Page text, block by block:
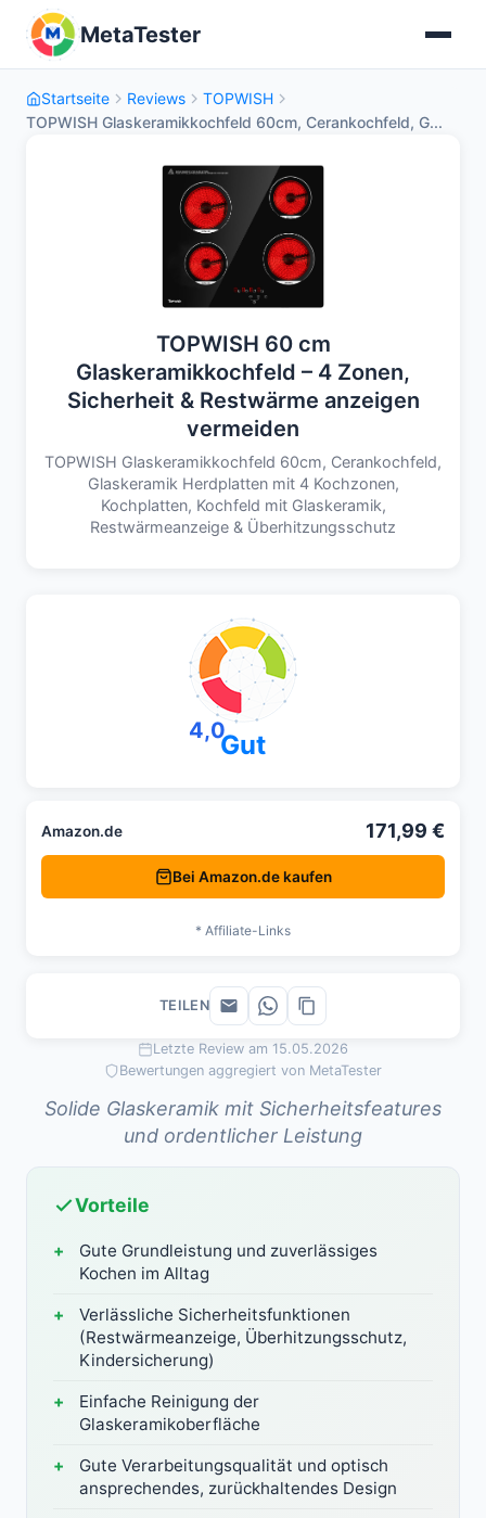
MetaTester
Startseite Reviews
TOPWISH
TOPWISH Glaskeramikkochfeld 60cm, Cerankochfeld, G...
TOPWISH 60 cm
Glaskeramikkochfeld – 4 Zonen,
Sicherheit & Restwärme anzeigen
vermeiden
TOPWISH Glaskeramikkochfeld 60cm, Cerankochfeld,
Glaskeramik Herdplatten mit 4 Kochzonen,
Kochplatten, Kochfeld mit Glaskeramik,
Restwärmeanzeige & Überhitzungsschutz
Letzte Review am 15.05.2026
Bewertungen aggregiert von MetaTester
Solide Glaskeramik mit Sicherheitsfeatures
und ordentlicher Leistung
Vorteile
Gute Grundleistung und zuverlässiges
Kochen im Alltag
Verlässliche Sicherheitsfunktionen
(Restwärmeanzeige, Überhitzungsschutz,
Kindersicherung)
Einfache Reinigung der
Glaskeramikoberfläche
Gute Verarbeitungsqualität und optisch
ansprechendes, zurückhaltendes Design
4,0Gut
Amazon.de 171,99 €
Bei Amazon.de kaufen
* Affiliate-Links
TEILEN